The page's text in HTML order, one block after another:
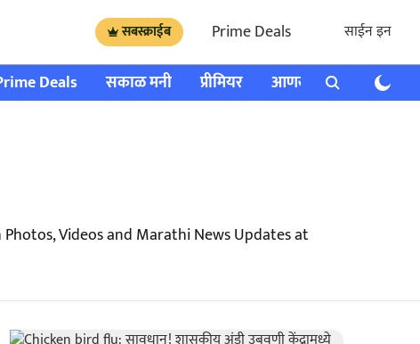
सबस्क्राईब Prime Deals साईन इन
Deals सकाळ मनी प्रीमियर आणखी राशी भविष्य
Videos and Marathi News Updates at